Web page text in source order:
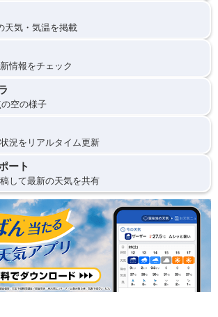
天気・気温を掲載
情報をチェック
空の様子
況をリアルタイム更新
ート
して最新の天気を共有